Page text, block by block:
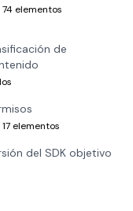
74 elementos
de
17 elementos
del SDK objetivo